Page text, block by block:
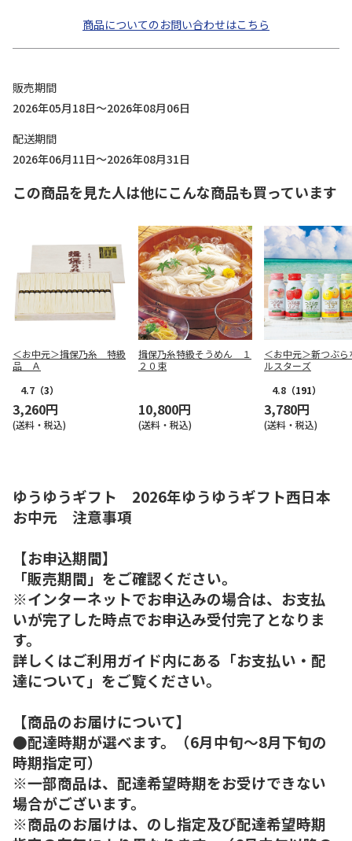
商品についてのお問い合わせはこちら
販売期間
2026年05月18日～2026年08月06日
配送期間
2026年06月11日～2026年08月31日
この商品を見た人は他にこんな商品も買っています
＜お中元＞揖保乃糸 特級
品 Ａ
4.7 （3）
3,260円
(送料・税込)
揖保乃糸特級そうめん １
２０束
10,800円
(送料・税込)
＜お中元＞新つぶら
ルスターズ
4.8 （191）
3,780円
(送料・税込)
ゆうゆうギフト 2026年ゆうゆうギフト西日本
お中元 注意事項
【お申込期間】
「販売期間」をご確認ください。
※インターネットでお申込みの場合は、お支払
いが完了した時点でお申込み受付完了となりま
す。
詳しくはご利用ガイド内にある「お支払い・配
達について」をご覧ください。
【商品のお届けについて】
●配達時期が選べます。（6月中旬～8月下旬の
時期指定可）
※一部商品は、配達希望時期をお受けできない
場合がございます。
※商品のお届けは、のし指定及び配達希望時期